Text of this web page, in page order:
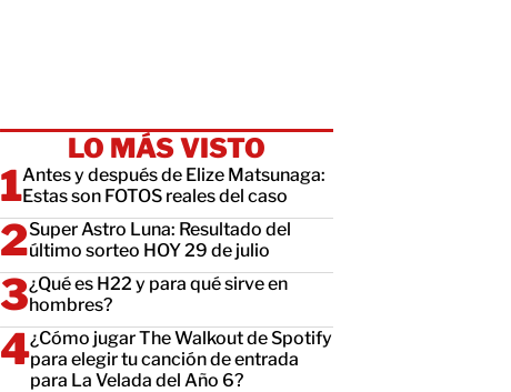
LO MÁS VISTO
Antes y después de Elize Matsunaga:
Estas son FOTOS reales del caso
Super Astro Luna: Resultado del
último sorteo HOY 29 de julio
¿Qué es H22 y para qué sirve en
hombres?
¿Cómo jugar The Walkout de Spotify
para elegir tu canción de entrada
para La Velada del Año 6?